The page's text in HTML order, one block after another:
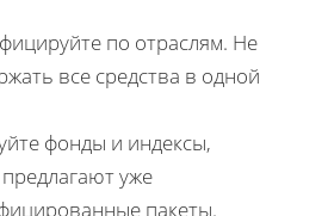
по отраслям. Не
все средства в одной
фонды и индексы,
уже
пакеты.